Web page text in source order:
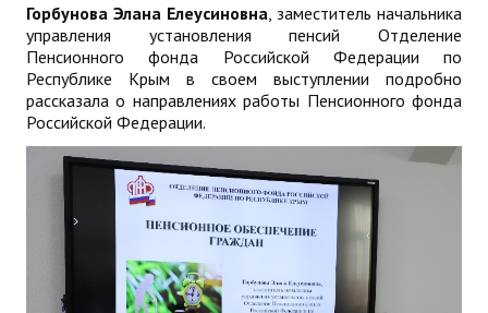
Горбунова Элана Елеусиновна , заместитель начальника
управления установления пенсий Отделение
Пенсионного фонда Российской Федерации по
Республике Крым в своем выступлении подробно
рассказала о направлениях работы Пенсионного фонда
Российской Федерации.